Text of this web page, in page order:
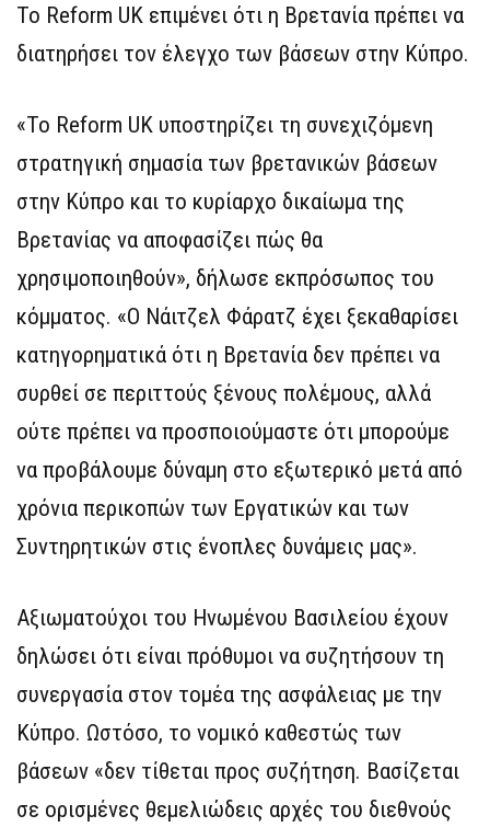
Το Reform UK επιμένει ότι η Βρετανία πρέπει να
διατηρήσει τον έλεγχο των βάσεων στην Κύπρο.
«Το Reform UK υποστηρίζει τη συνεχιζόμενη
στρατηγική σημασία των βρετανικών βάσεων
στην Κύπρο και το κυρίαρχο δικαίωμα της
Βρετανίας να αποφασίζει πώς θα
χρησιμοποιηθούν», δήλωσε εκπρόσωπος του
κόμματος. «Ο Νάιτζελ Φάρατζ έχει ξεκαθαρίσει
κατηγορηματικά ότι η Βρετανία δεν πρέπει να
συρθεί σε περιττούς ξένους πολέμους, αλλά
ούτε πρέπει να προσποιούμαστε ότι μπορούμε
να προβάλουμε δύναμη στο εξωτερικό μετά από
χρόνια περικοπών των Εργατικών και των
Συντηρητικών στις ένοπλες δυνάμεις μας».
Αξιωματούχοι του Ηνωμένου Βασιλείου έχουν
δηλώσει ότι είναι πρόθυμοι να συζητήσουν τη
συνεργασία στον τομέα της ασφάλειας με την
Κύπρο. Ωστόσο, το νομικό καθεστώς των
βάσεων «δεν τίθεται προς συζήτηση. Βασίζεται
σε ορισμένες θεμελιώδεις αρχές του διεθνούς